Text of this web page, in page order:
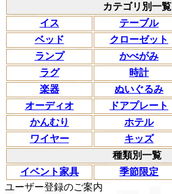
カテゴリ別一覧
イス
テーブル
ベッド
クローゼット
ランプ
かべがみ
ラグ
時計
楽器
ぬいぐるみ
オーディオ
ドアプレート
かんむり
ホテル
ワイヤー
キッズ
種類別一覧
イベント家具
季節限定
ユーザー登録のご案内